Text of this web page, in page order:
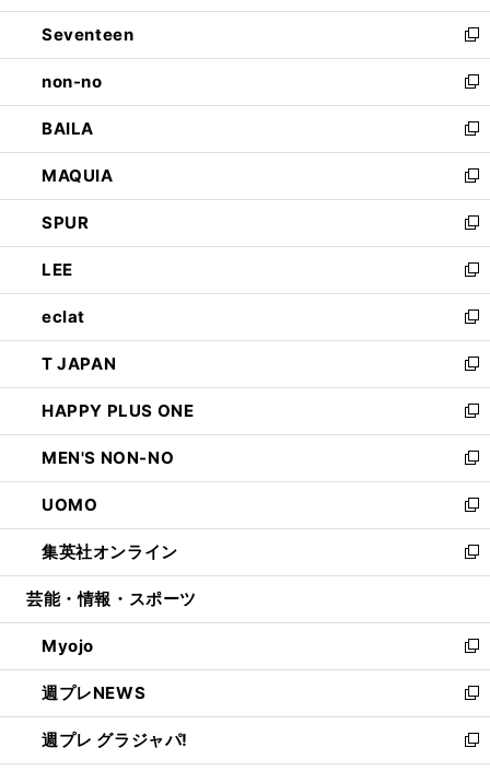
開
く
ウ
で
開
く
ン
ド
ウ
で
開
く
Seventeen
新
し
い
ウ
ィ
ン
ド
ウ
で
開
く
non-no
新
し
い
ウ
ィ
ン
ド
ウ
で
開
く
BAILA
新
し
い
ウ
ィ
ン
ド
ウ
で
開
く
MAQUIA
新
し
い
ウ
ィ
ン
ド
ウ
で
開
く
SPUR
新
し
い
ウ
ィ
ン
ド
ウ
で
開
く
LEE
新
し
い
ウ
ィ
ン
ド
ウ
で
開
く
eclat
新
し
い
ウ
ィ
ン
ド
ウ
で
開
く
T JAPAN
新
し
い
ウ
ィ
ン
ド
ウ
で
開
HAPPY PLUS ONE
新
し
い
ウ
ィ
ン
ド
ウ
開
く
MEN'S NON-NO
新
し
い
ウ
ィ
ン
ウ
で
開
く
UOMO
新
し
い
ウ
ン
ド
ウ
で
開
く
集英社オンライン
新
し
ウ
ィ
ン
ド
ウ
で
開
芸能・情報・スポーツ
Myojo
新
し
い
ウ
ィ
ン
週プレNEWS
新
し
い
ウ
週プレ グラジャパ!
新